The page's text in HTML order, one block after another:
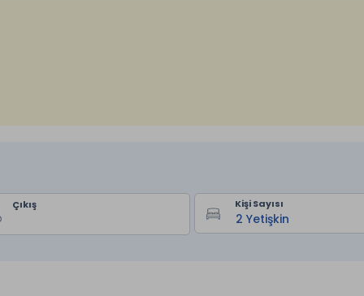
Çıkış Kişi Sayısı